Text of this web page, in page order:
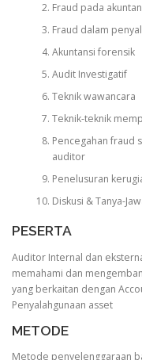
Fraud pada
Fraud dalam
Akuntansi forensik
Audit Investigatif
Teknik wawancara
Teknik-teknik
Pencegahan fraud
auditor
Penelusuran
Diskusi & Tanya-
PESERTA
Auditor Internal dan
memahami dan
yang berkaitan dengan
Penyalahgunaan asset
METODE
Metode penyelenggaraan